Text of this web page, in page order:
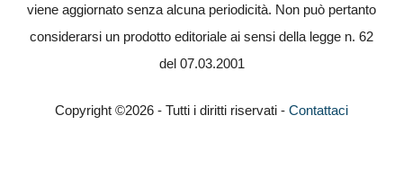
viene aggiornato senza alcuna periodicità. Non può pertanto
considerarsi un prodotto editoriale ai sensi della legge n. 62
del 07.03.2001
Copyright ©2026 - Tutti i diritti riservati - Contattaci